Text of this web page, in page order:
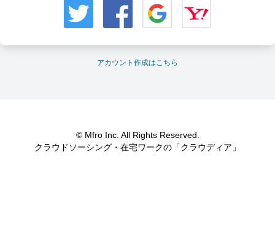
アカウント作成はこちら
© Mfro Inc. All Rights Reserved.
クラウドソーシング・在宅ワークの「クラウディア」